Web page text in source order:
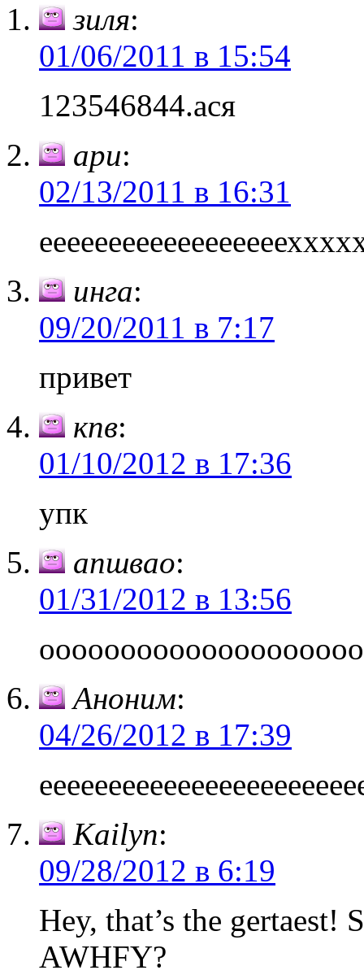
зиля:
01/06/2011 в 15:54
123546844.ася
ари:
02/13/2011 в 16:31
инга:
09/20/2011 в 7:17
привет
кпв:
01/10/2012 в 17:36
упк
апшвао:
01/31/2012 в 13:56
Аноним:
04/26/2012 в 17:39
Kailyn:
09/28/2012 в 6:19
Hey, that’s the
AWHFY?